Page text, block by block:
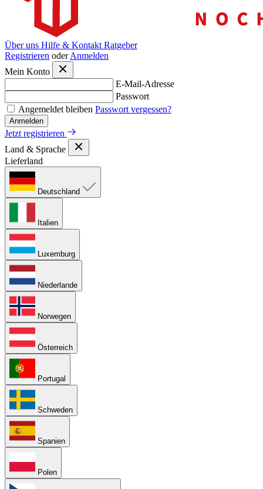
Über uns Hilfe & Kontakt Ratgeber
Registrieren oder Anmelden
Mein Konto
E-Mail-Adresse
Passwort
Angemeldet bleiben Passwort vergessen?
Anmelden
Jetzt registrieren
Land & Sprache
Lieferland
Deutschland
Italien
Luxemburg
Niederlande
Norwegen
Österreich
Portugal
Schweden
Spanien
Polen